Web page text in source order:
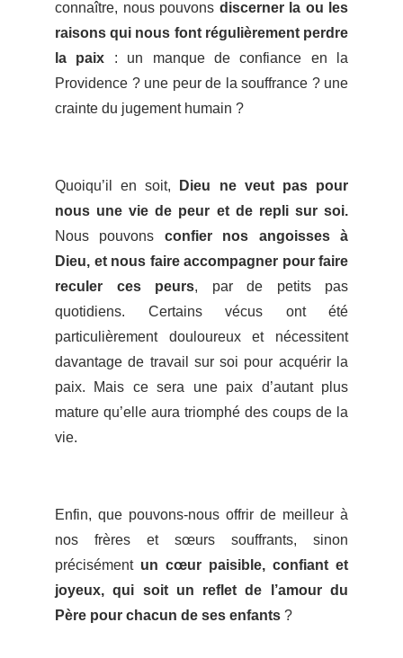
connaître, nous pouvons discerner la ou les
raisons qui nous font régulièrement perdre
la paix : un manque de confiance en la
Providence ? une peur de la souffrance ? une
crainte du jugement humain ?
Quoiqu’il en soit,
Dieu ne veut pas pour
nous une vie de peur et de repli sur soi.
Nous pouvons confier nos angoisses à
Dieu, et nous faire accompagner pour faire
reculer ces peurs, par de petits pas
quotidiens. Certains vécus ont été
particulièrement douloureux et nécessitent
davantage de travail sur soi pour acquérir la
paix. Mais ce sera une paix d’autant plus
mature qu’elle aura triomphé des coups de la
vie.
Enfin, que pouvons-nous offrir de meilleur à
nos frères et sœurs souffrants, sinon
précisément un cœur paisible, confiant et
joyeux, qui soit un reflet de l’amour du
Père pour chacun de ses enfants ?